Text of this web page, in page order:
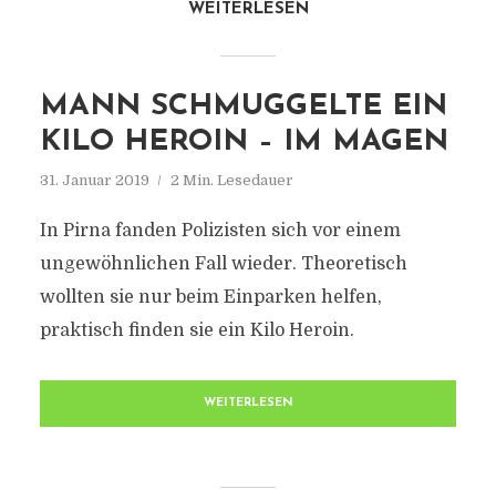
WEITERLESEN
MANN SCHMUGGELTE EIN
KILO HEROIN – IM MAGEN
31. Januar 2019 2 Min. Lesedauer
In Pirna fanden Polizisten sich vor einem
ungewöhnlichen Fall wieder. Theoretisch
wollten sie nur beim Einparken helfen,
praktisch finden sie ein Kilo Heroin.
WEITERLESEN